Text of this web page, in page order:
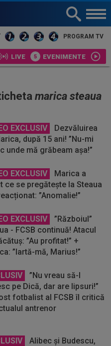
PROGRAM TV
LIVE EVENIMENTE
marica steaua
EXCLUSIV
Dezvăluirea
după 15 ani! ”Nu-mi
unde mă grăbeam așa!”
EXCLUSIV
Marica a
ce se pregătește la Steaua
”Anomalie!”
EXCLUSIV
”Războiul”
- FCSB continuă! Atacul
”Au profitat!” +
”Iartă-mă, Marius!”
”Nu vreau să-l
pe Dică, dar are lipsuri!”
fotbalist al FCSB îl critică
antrenor
Alibec și Budescu,